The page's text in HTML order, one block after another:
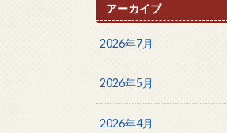
アーカイブ
2026年7月
2026年5月
2026年4月